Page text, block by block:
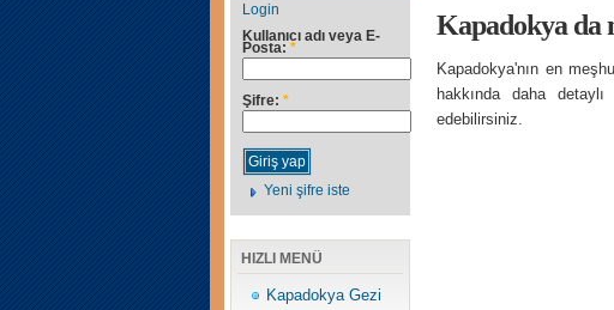
Login
Kullanıcı adı veya E-
Posta: *
Şifre: *
Yeni şifre iste
HIZLI MENÜ
Kapadokya Gezi
Kapadokya da
Kapadokya'nın en
hakkında daha
edebilirsiniz.